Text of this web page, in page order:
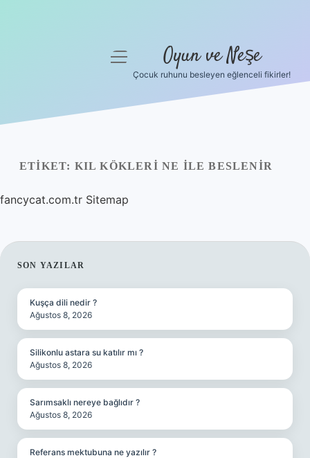
Yasal Uyarı
Hakkımızda
menüyü
Oyun ve Neşe
Çocuk ruhunu besleyen eğlenceli fikirler!
ETIKET: KIL KÖKLERI NE ILE BESLENIR
fancycat.com.tr Sitemap
SIDEBAR
SON YAZILAR
Kuşça dili nedir ?
Ağustos 8, 2026
Silikonlu astara su katılır mı ?
Ağustos 8, 2026
Sarımsaklı nereye bağlıdır ?
Ağustos 8, 2026
Referans mektubuna ne yazılır ?